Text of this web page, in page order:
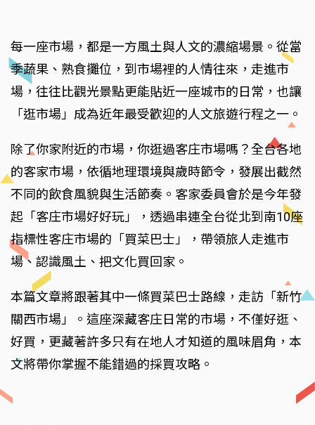
每一座市場，都是一方風土與人文的濃縮場景。從當
季蔬果、熟食攤位，到市場裡的人情往來，走進市
場，往往比觀光景點更能貼近一座城市的日常，也讓
「逛市場」成為近年最受歡迎的人文旅遊行程之一。
除了你家附近的市場，你逛過客庄市場嗎？全台各地
的客家市場，依循地理環境與歲時節令，發展出截然
不同的飲食風貌與生活節奏。客家委員會於是今年發
起「客庄市場好好玩」，透過串連全台從北到南10座
指標性客庄市場的「買菜巴士」，帶領旅人走進市
場、認識風土、把文化買回家。
本篇文章將跟著其中一條買菜巴士路線，走訪「新竹
關西市場」。這座深藏客庄日常的市場，不僅好逛、
好買，更藏著許多只有在地人才知道的風味眉角，本
文將帶你掌握不能錯過的採買攻略。